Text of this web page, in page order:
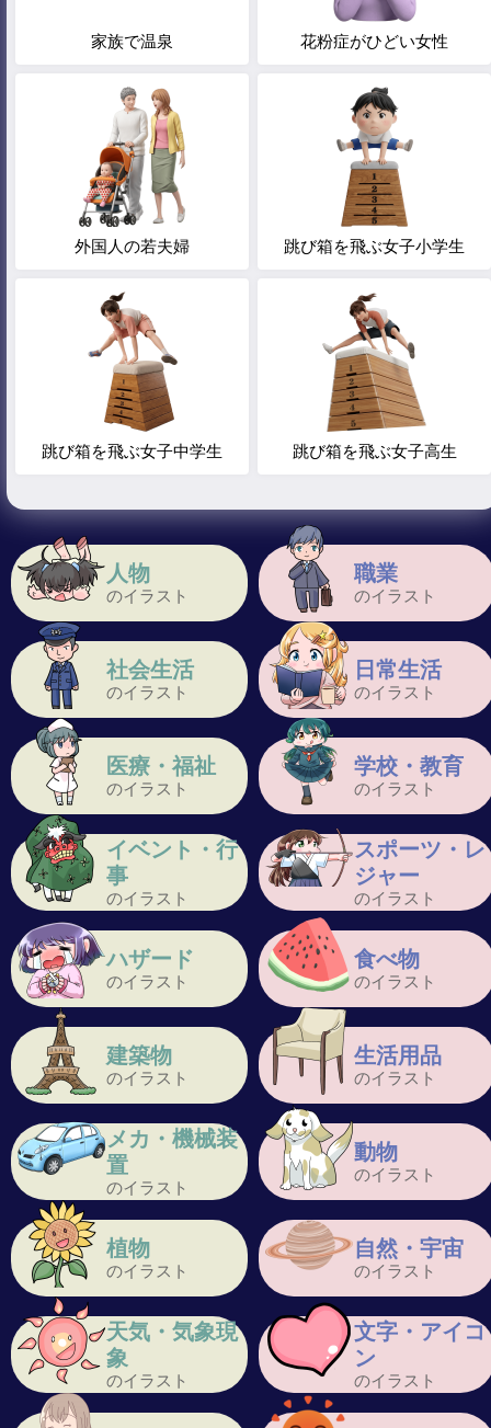
人物
のイラスト
職業
のイラスト
社会生活
のイラスト
日常生活
のイラスト
医療・福祉
のイラスト
学校・教育
のイラスト
イベント・行
事
のイラスト
スポーツ・レ
ジャー
のイラスト
ハザード
のイラスト
食べ物
のイラスト
建築物
のイラスト
生活用品
のイラスト
メカ・機械装
置
のイラスト
動物
のイラスト
植物
のイラスト
自然・宇宙
のイラスト
天気・気象現
象
のイラスト
文字・アイコ
ン
のイラスト
家族で温泉 花粉症がひどい女性
外国人の若夫婦 跳び箱を飛ぶ女子小学生
跳び箱を飛ぶ女子中学生 跳び箱を飛ぶ女子高生